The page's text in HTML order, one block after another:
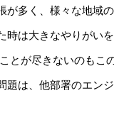
多く、様々な地域
は大きなやりがいを
が尽きないのもこ
は、他部署のエン